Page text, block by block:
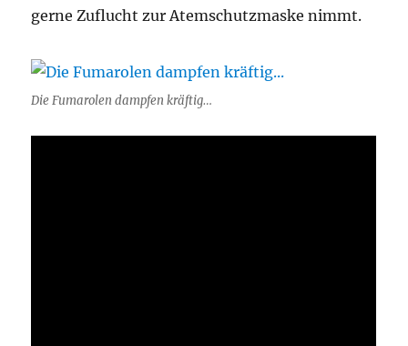
gerne Zuflucht zur Atemschutzmaske nimmt.
Die Fumarolen dampfen kräftig…